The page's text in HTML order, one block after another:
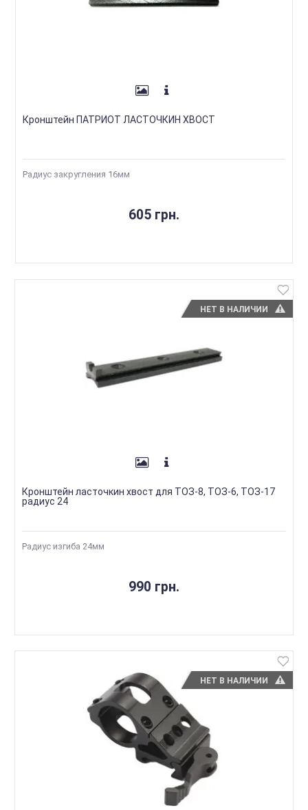
Кронштейн ПАТРИОТ ЛАСТОЧКИН ХВОСТ
Радиус закругления 16мм
605 грн.
НЕТ В НАЛИЧИИ
Кронштейн ласточкин хвост для ТОЗ-8, ТОЗ-6, ТОЗ-17
радиус 24
Радиус изгиба 24мм
990 грн.
НЕТ В НАЛИЧИИ